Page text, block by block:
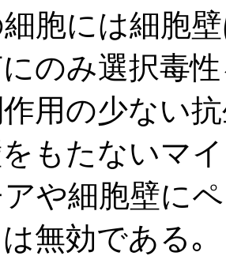
細胞には細胞
のみ選択毒
用の少ない
もたないマ
や細胞壁に
無効である｡